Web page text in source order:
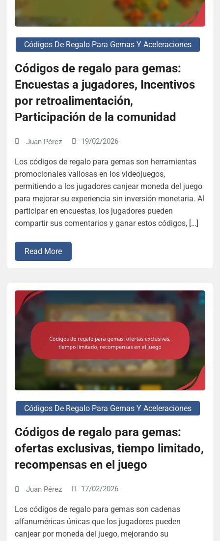
Códigos De Regalo Para Gemas Y Aceleraciones
Códigos de regalo para gemas:
Encuestas a jugadores, Incentivos
por retroalimentación,
Participación de la comunidad
Juan Pérez 19/02/2026
Los códigos de regalo para gemas son herramientas
promocionales valiosas en los videojuegos,
permitiendo a los jugadores canjear moneda del juego
para mejorar su experiencia sin inversión monetaria. Al
participar en encuestas, los jugadores pueden
compartir sus comentarios y ganar estos códigos, […]
Read More
Códigos De Regalo Para Gemas Y Aceleraciones
Códigos de regalo para gemas:
ofertas exclusivas, tiempo limitado,
recompensas en el juego
Juan Pérez 17/02/2026
Los códigos de regalo para gemas son cadenas
alfanuméricas únicas que los jugadores pueden
canjear por moneda del juego, mejorando su